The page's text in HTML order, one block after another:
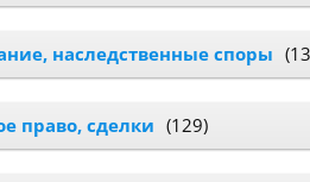
наследственные споры
право, сделки (129)